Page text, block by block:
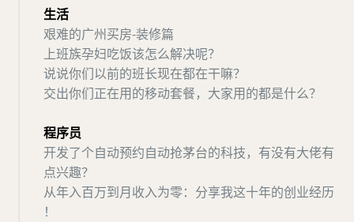
生活
艰难的广州买房-装修篇
上班族孕妇吃饭该怎么解决呢？
说说你们以前的班长现在都在干嘛？
交出你们正在用的移动套餐，大家用的都是什么？
程序员
开发了个自动预约自动抢茅台的科技，有没有大佬有
点兴趣？
从年入百万到月收入为零：分享我这十年的创业经历
！